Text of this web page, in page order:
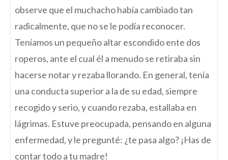
observe que el muchacho había cambiado tan
radicalmente, que no se le podía reconocer.
Teníamos un pequeño altar escondido ente dos
roperos, ante el cual él a menudo se retiraba sin
hacerse notar y rezaba llorando. En general, tenía
una conducta superior a la de su edad, siempre
recogido y serio, y cuando rezaba, estallaba en
lágrimas. Estuve preocupada, pensando en alguna
enfermedad, y le pregunté: ¿te pasa algo? ¡Has de
contar todo a tu madre!